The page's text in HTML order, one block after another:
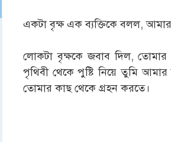
একটা বৃক্ষ এক ব্যক্তিকে বলল,
লোকটা বৃক্ষকে জবাব দিল,
পৃথিবী থেকে পুষ্টি নিয়ে তুমি
তোমার কাছ থেকে গ্রহন করতে।